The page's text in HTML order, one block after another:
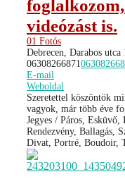
videózást is.
01 Fotós
Debrecen, Darabos
06308266871
E-mail
Weboldal
Szeretettel köszöntök
vagyok, már több éve
Jegyes / Páros, Esküvő,
Rendezvény, Ballagás,
Divat, Portré, Boudoir,